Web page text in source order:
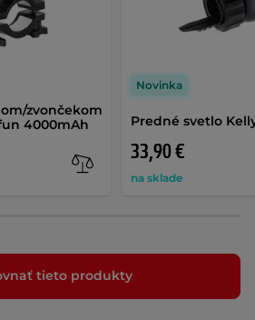
zvončekom
4000mAh
Predné svetlo
33,90 €
na sklade
Novinka
tieto produkty